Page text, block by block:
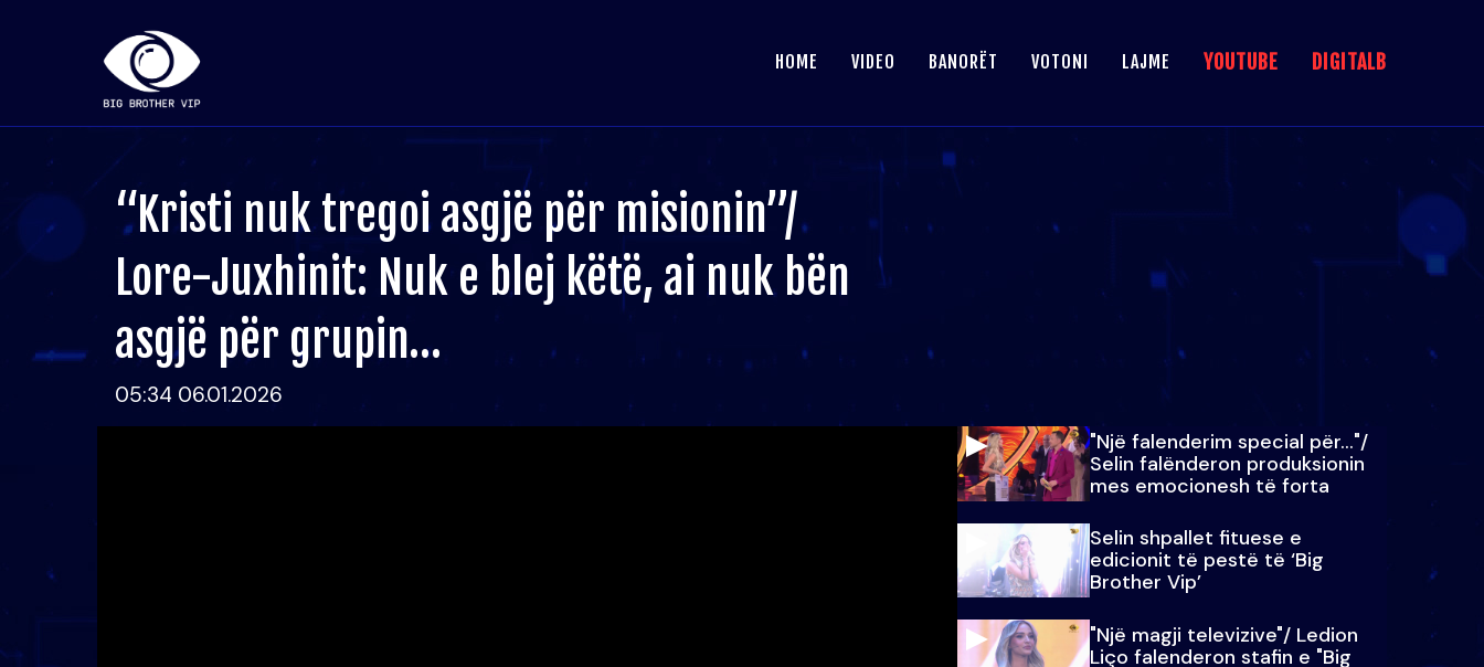
HOME VIDEO BANORËT VOTONI LAJME YOUTUBE DIGITALB
“Kristi nuk tregoi asgjë për misionin”/
Lore-Juxhinit: Nuk e blej këtë, ai nuk bën
asgjë për grupin…
05:34 06.01.2026
"Një falenderim special për…"/
Selin falënderon produksionin
mes emocionesh të forta
Selin shpallet fituese e
edicionit të pestë të ‘Big
Brother Vip’
"Një magji televizive"/ Ledion
Liço falenderon stafin e "Big